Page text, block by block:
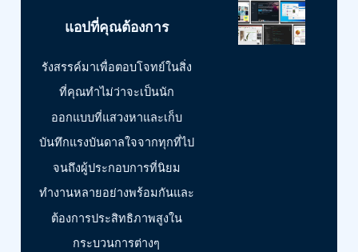
แอปที่คุณต้องการ
รังสรรค์มาเพื่อตอบโจทย์ในสิ่ง
ที่คุณทำไม่ว่าจะเป็นนัก
ออกแบบที่แสวงหาและเก็บ
บันทึกแรงบันดาลใจจากทุกที่ไป
จนถึงผู้ประกอบการที่นิยม
ทำงานหลายอย่างพร้อมกันและ
ต้องการประสิทธิภาพสูงใน
กระบวนการต่างๆ